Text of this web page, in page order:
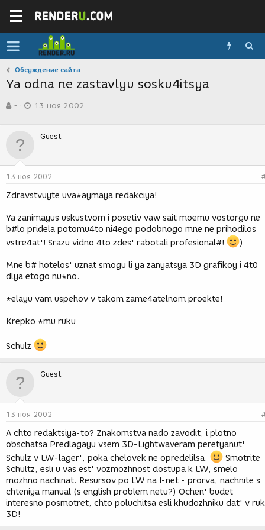
Обсуждение сайта
Ya odna ne zastavlyu sosku4itsya
в
р
м
-
а
д
н
я
13 ноя 2002
Guest
13 ноя 2002
Zdravstvuyte uva*aymaya redakciya!
Ya zanimayus uskustvom i posetiv vaw sait moemu vostorgu ne
b#lo pridela potomu4to ni4ego podobnogo mne ne prihodilos
vstre4at'! Srazu vidno 4to zdes' rabotali profesional#!
)
Mne b# hotelos' uznat smogu li ya zanyatsya 3D grafikoy i 4t0
dlya etogo nu*no.
*elayu vam uspehov v takom zame4atelnom proekte!
Krepko *mu ruku
Schulz
Guest
13 ноя 2002
A chto redaktsiya-to? Znakomstva nado zavodit, i plotno
obschatsa Predlagayu vsem 3D-Lightwaveram peretyanut'
Schulz v LW-lager', poka chelovek ne opredelilsa.
Smotrite
Schultz, esli u vas est' vozmozhnost dostupa k LW, smelo
mozhno nachinat. Resursov po LW na I-net - prorva, nachnite s
chteniya manual (s english problem netu?) Ochen' budet
interesno posmotret, chto poluchitsa esli khudozhniku dat' v
3D!